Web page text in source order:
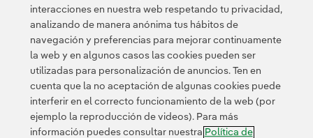
Contacta Clientes Política de Privacidad Información legal
Transparencia en el uso de la IA Política de cookies
Configuración de cookies Accesibilidad Canal de denuncias
interacciones en nuestra web respetando tu privacidad,
analizando de manera anónima tus hábitos de
navegación y preferencias para mejorar continuamente
la web y en algunos casos las cookies pueden ser
utilizadas para personalización de anuncios. Ten en
cuenta que la no aceptación de algunas cookies puede
interferir en el correcto funcionamiento de la web (por
ejemplo la reproducción de videos). Para más
información puedes consultar nuestra Política de